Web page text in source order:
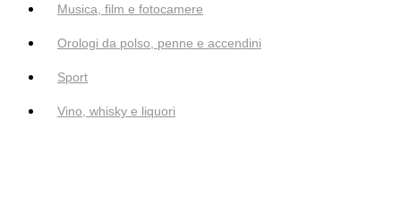
Musica, film e fotocamere
Orologi da polso, penne e accendini
Sport
Vino, whisky e liquori